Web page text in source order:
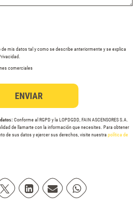
mis datos tal y como se describe anteriormente y se explica
comerciales
Conforme al RGPD y la LOPDGDD, FAIN ASCENSORES S.A.
de llamarte con la información que necesites. Para obtener
de sus datos y ejercer sus derechos, visite nuestra política de
en Facebook
Compartir en Twitter
Compartir en Linkedin
Compartir poremail
Compartir en